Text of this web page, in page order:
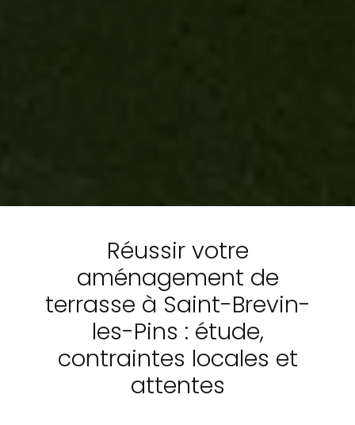
Réussir votre
aménagement de
terrasse à Saint-Brevin-
les-Pins : étude,
contraintes locales et
attentes